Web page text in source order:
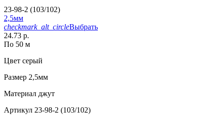
23-98-2 (103/102)
2,5мм
checkmark_alt_circleВыбрать
24.73 р.
По 50 м
Цвет серый
Размер 2,5мм
Материал джут
Артикул 23-98-2 (103/102)